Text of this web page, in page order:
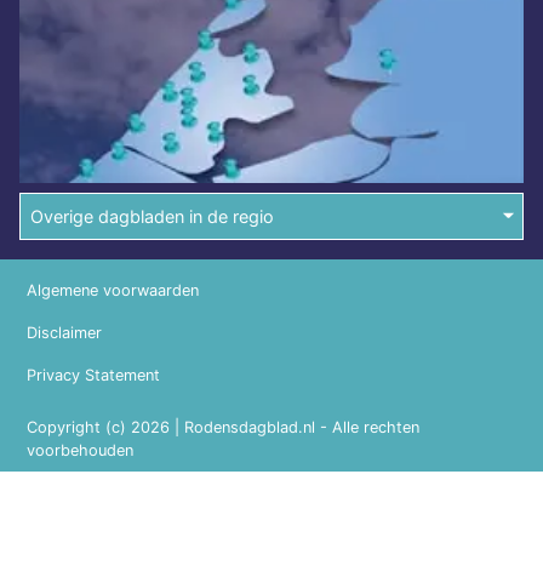
Overige dagbladen in de regio
Copyright (c) 2026 | Rodensdagblad.nl - Alle rechten
voorbehouden
Algemene voorwaarden
Disclaimer
Privacy Statement